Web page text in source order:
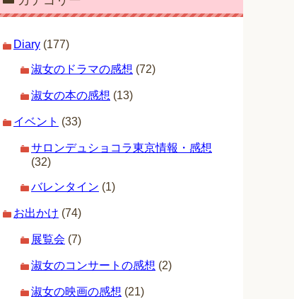
Diary (177)
淑女のドラマの感想 (72)
淑女の本の感想 (13)
イベント (33)
サロンデュショコラ東京情報・感想
(32)
バレンタイン (1)
お出かけ (74)
展覧会 (7)
淑女のコンサートの感想 (2)
淑女の映画の感想 (21)